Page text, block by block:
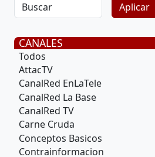
CANALES
Todos
AttacTV
CanalRed EnLaTele
CanalRed La Base
CanalRed TV
Carne Cruda
Conceptos Basicos
Contrainformacion